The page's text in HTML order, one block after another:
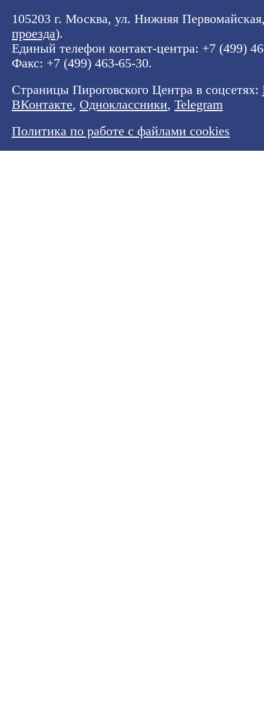
105203 г. Москва, ул. Нижняя
проезда).
Единый телефон контакт-центра: +7 (499)
Факс: +7 (499) 463-65-30.
Страницы Пироговского Центра в соцсетях:
ВКонтакте, Одноклассники, Telegram
Политика по работе с файлами cookies